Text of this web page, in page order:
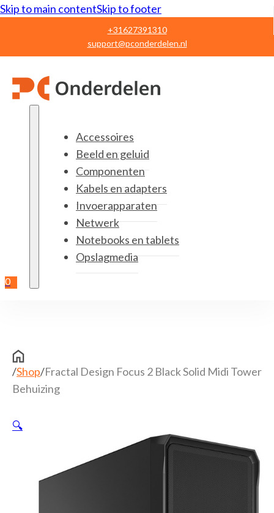
Skip to main contentSkip to footer
+31627391310
support@pconderdelen.nl
0
Accessoires
Beeld en geluid
Componenten
Kabels en adapters
Invoerapparaten
Netwerk
Notebooks en tablets
Opslagmedia
/Shop/Fractal Design Focus 2 Black Solid Midi Tower
Behuizing
🔍